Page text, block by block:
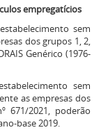
empregatícios
sem
dos grupos 1, 2,
Genérico (1976-
sem
as empresas dos
671/2021, poderão
base 2019.